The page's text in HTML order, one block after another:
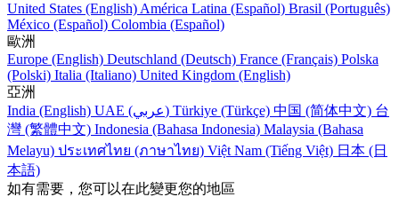
United States (English) América Latina (Español) Brasil (Português)
México (Español) Colombia (Español)
歐洲
Europe (English) Deutschland (Deutsch) France (Français) Polska
(Polski) Italia (Italiano) United Kingdom (English)
亞洲
India (English)
UAE (عربي) Türkiye (Türkçe) 中国 (简体中文) 台
灣 (繁體中文) Indonesia (Bahasa Indonesia) Malaysia (Bahasa
Melayu) ประเทศไทย (ภาษาไทย) Việt Nam (Tiếng Việt) 日本 (日
本語)
如有需要，您可以在此變更您的地區